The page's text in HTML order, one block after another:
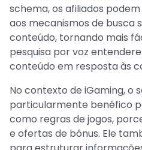
schema, os afiliados
aos mecanismos de busca
conteúdo, tornando mais
pesquisa por voz
conteúdo em resposta às
No contexto de iGaming, o
particularmente benéfico
como regras de jogos,
e ofertas de bônus. Ele